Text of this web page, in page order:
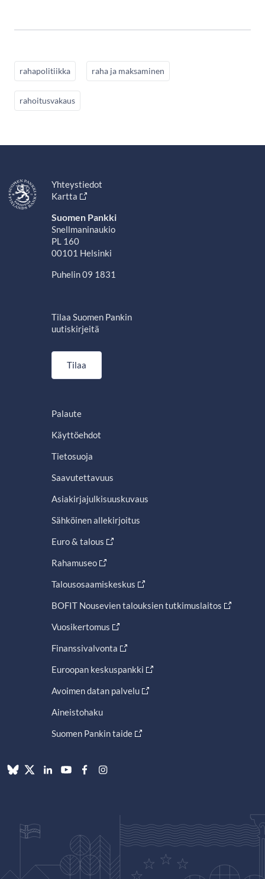
rahapolitiikka raha ja maksaminen
rahoitusvakaus
Yhteystiedot
Kartta
Suomen Pankki
Snellmaninaukio
PL 160
00101 Helsinki
Puhelin 09 1831
Tilaa Suomen Pankin
uutiskirjeitä
Tilaa
Palaute
Käyttöehdot
Tietosuoja
Saavutettavuus
Asiakirjajulkisuuskuvaus
Sähköinen allekirjoitus
Euro & talous
Rahamuseo
Talousosaamiskeskus
BOFIT Nousevien talouksien tutkimuslaitos
Vuosikertomus
Finanssivalvonta
Euroopan keskuspankki
Avoimen datan palvelu
Aineistohaku
Suomen Pankin taide